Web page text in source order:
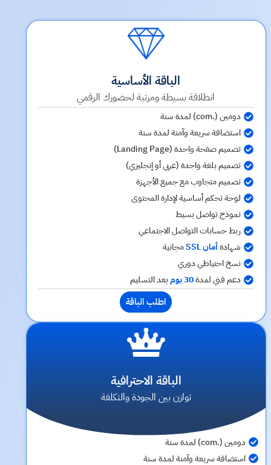
الباقة الأساسية
انطلاقة بسيطة ومرتبة لحضورك الرقمي
دومين (.com) لمدة سنة
استضافة سريعة وآمنة لمدة سنة
تصميم صفحة واحدة (Landing Page)
تصميم بلغة واحدة (عربي أو إنجليزي)
تصميم متجاوب مع جميع الأجهزة
لوحة تحكم أساسية لإدارة المحتوى
نموذج تواصل بسيط
ربط حسابات التواصل الاجتماعي
شهادةأمان SSL
مجانية
نسخ احتياطي دوري
دعم فني لمدة30 يوم بعد التسليم
اطلب الباقة
الباقة الاحترافية
توازن بين الجودة والتكلفة
دومين (.com) لمدة سنة
استضافة سريعة وآمنة لمدة سنة